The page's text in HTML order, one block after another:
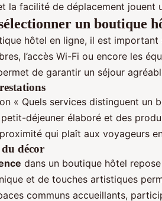
la facilité de déplacement jouent
un boutique
hôtel en ligne, il est important
l’accès Wi-Fi ou encore les
de garantir un séjour
« Quels services distinguent un
petit-déjeuner élaboré et des
qui plaît aux voyageurs
décor
dans un boutique hôtel
et de touches artistiques
communs accueillants,